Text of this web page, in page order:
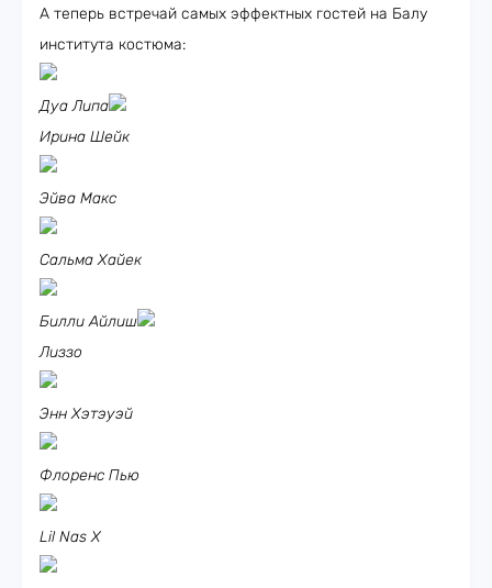
А теперь встречай самых эффектных гостей на Балу
института костюма:
Дуа Липа
Ирина Шейк
Эйва Макс
Сальма Хайек
Билли Айлиш
Лиззо
Энн Хэтэуэй
Флоренс Пью
Lil Nas X